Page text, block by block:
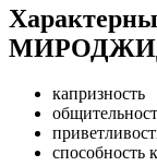
капризность
способность